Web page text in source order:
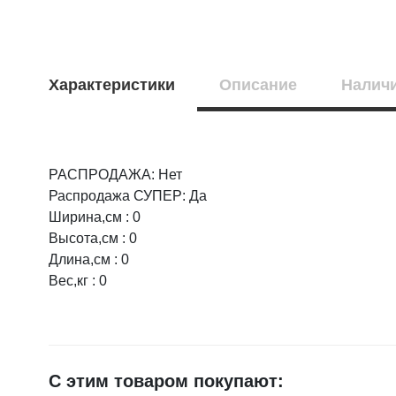
Характеристики Описание
РАСПРОДАЖА: Нет
Распродажа СУПЕР: Да
Ширина,см : 0
Высота,см : 0
Длина,см : 0
Вес,кг : 0
НАЛИЧИЕ
2 шт.
1 шт.
Оцените товар:
Ваше имя
С этим товаром покупают: